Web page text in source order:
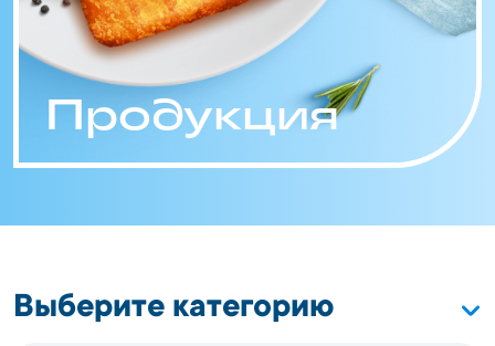
Продукция
Выберите категорию